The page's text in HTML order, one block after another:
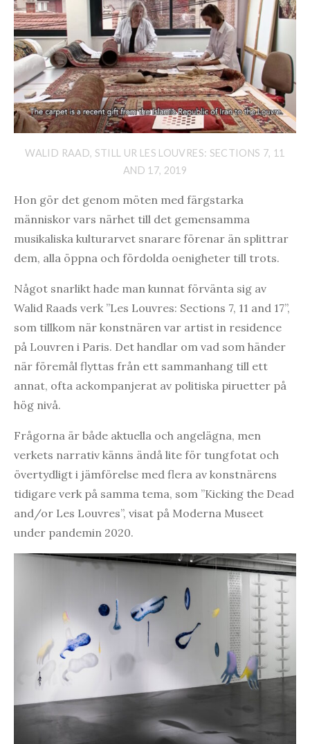
WALID RAAD, STILL UR LES LOUVRES: SECTIONS 7, 11
AND 17, 2019
Hon gör det genom möten med färgstarka
människor vars närhet till det gemensamma
musikaliska kulturarvet snarare förenar än splittrar
dem, alla öppna och fördolda oenigheter till trots.
Något snarlikt hade man kunnat förvänta sig av
Walid Raads verk ”Les Louvres: Sections 7, 11 and 17”,
som tillkom när konstnären var artist in residence
på Louvren i Paris. Det handlar om vad som händer
när föremål flyttas från ett sammanhang till ett
annat, ofta ackompanjerat av politiska piruetter på
hög nivå.
Frågorna är både aktuella och angelägna, men
verkets narrativ känns ändå lite för tungfotat och
övertydligt i jämförelse med flera av konstnärens
tidigare verk på samma tema, som ”Kicking the Dead
and/or Les Louvres”, visat på Moderna Museet
under pandemin 2020.